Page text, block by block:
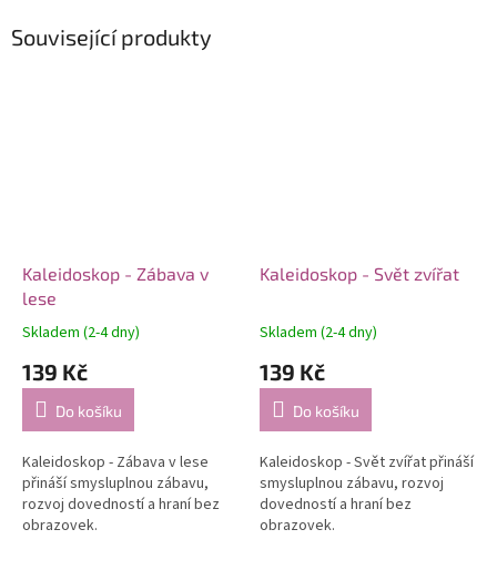
Související produkty
Kaleidoskop - Zábava v
lese
Skladem (2-4 dny)
139 Kč
Do košíku
Kaleidoskop - Zábava v lese
přináší smysluplnou zábavu,
rozvoj dovedností a hraní bez
obrazovek.
Kaleidoskop - Svět zvířat
Skladem (2-4 dny)
139 Kč
Do košíku
Kaleidoskop - Svět zvířat přináší
smysluplnou zábavu, rozvoj
dovedností a hraní bez
obrazovek.